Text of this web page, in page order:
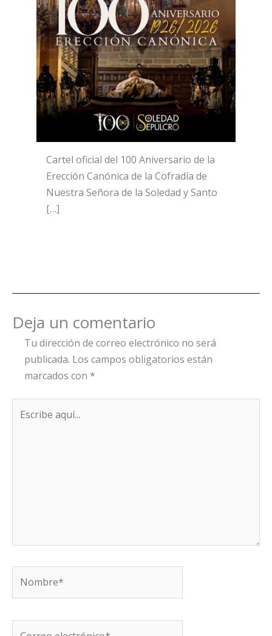
Cartel oficial del 100 Aniversario de la
Erección Canónica de la Cofradía de
Nuestra Señora de la Soledad y Santo
[…]
Deja un comentario
Tu dirección de correo electrónico no será
publicada. Los campos obligatorios están
marcados con *
aquí...